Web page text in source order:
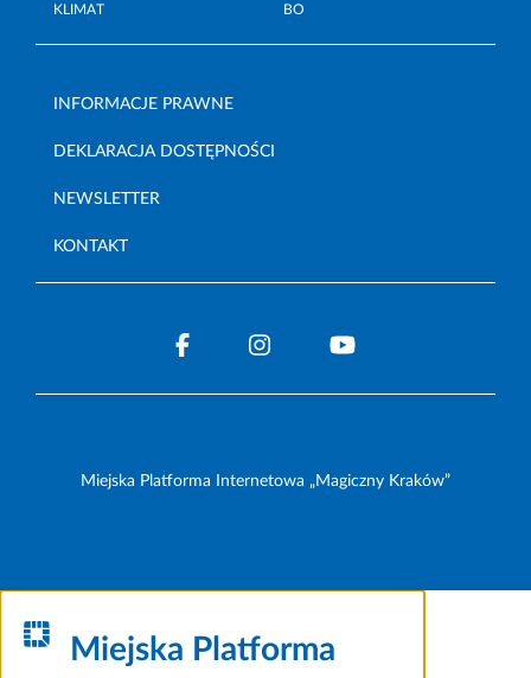
KLIMAT BO
INFORMACJE PRAWNE
DEKLARACJA DOSTĘPNOŚCI
NEWSLETTER
KONTAKT
Miejska Platforma Internetowa „Magiczny Kraków”
Miejska Platforma